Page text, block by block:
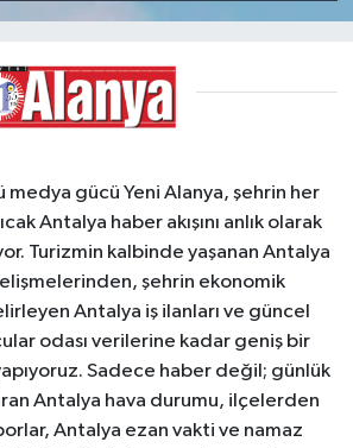
medya gücü Yeni Alanya, şehrin her
Antalya haber akışını anlık olarak
Turizmin kalbinde yaşanan Antalya
şehrin ekonomik
Antalya iş ilanları ve güncel
odası verilerine kadar geniş bir
Sadece haber değil; günlük
Antalya hava durumu, ilçelerden
Antalya ezan vakti ve namaz